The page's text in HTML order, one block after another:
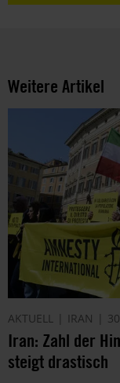
Weitere Artikel
AKTUELL IRAN
Iran: Zahl der
steigt drastisch